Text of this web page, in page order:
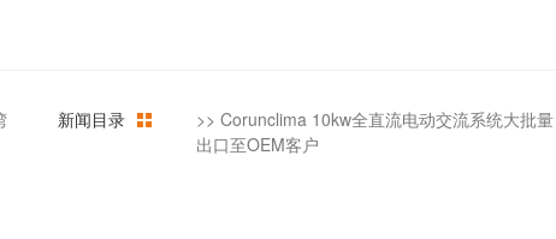
新闻目录 >> Corunclima 10kw全直流电动交流系统大批量
出口至OEM客户